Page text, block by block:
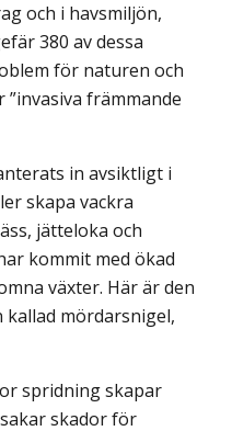
och i havsmiljön,
380 av dessa
för naturen och
främmande
in avsiktligt i
skapa vackra
jätteloka och
kommit med ökad
växter. Här är den
kallad mördarsnigel,
spridning skapar
skador för